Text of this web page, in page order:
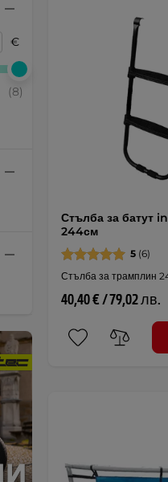
€
(8)
Стълба за батут
244см
5 (6)
Стълба за трамплин
40,40 € / 79,02 лв.